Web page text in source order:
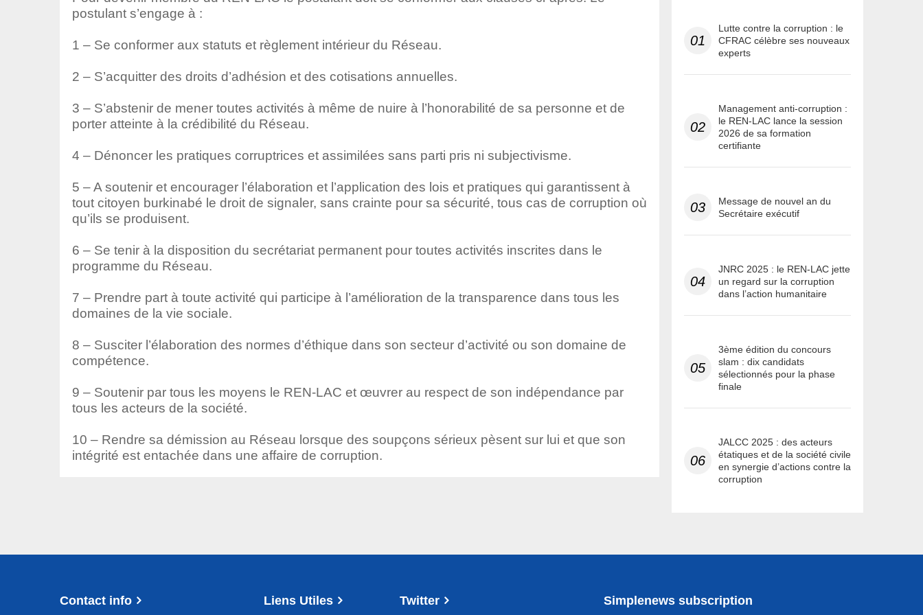
postulant s’engage à :
1 – Se conformer aux statuts et règlement intérieur du Réseau.
2 – S’acquitter des droits d’adhésion et des cotisations annuelles.
3 – S’abstenir de mener toutes activités à même de nuire à l’honorabilité de sa personne et de
porter atteinte à la crédibilité du Réseau.
4 – Dénoncer les pratiques corruptrices et assimilées sans parti pris ni subjectivisme.
5 – A soutenir et encourager l’élaboration et l’application des lois et pratiques qui garantissent à
tout citoyen burkinabé le droit de signaler, sans crainte pour sa sécurité, tous cas de corruption où
qu’ils se produisent.
6 – Se tenir à la disposition du secrétariat permanent pour toutes activités inscrites dans le
programme du Réseau.
7 – Prendre part à toute activité qui participe à l’amélioration de la transparence dans tous les
domaines de la vie sociale.
8 – Susciter l’élaboration des normes d’éthique dans son secteur d’activité ou son domaine de
compétence.
9 – Soutenir par tous les moyens le REN-LAC et œuvrer au respect de son indépendance par
tous les acteurs de la société.
10 – Rendre sa démission au Réseau lorsque des soupçons sérieux pèsent sur lui et que son
intégrité est entachée dans une affaire de corruption.
01
Lutte contre la corruption : le
CFRAC célèbre ses nouveaux
experts
02
Management anti-corruption :
le REN-LAC lance la session
2026 de sa formation
certifiante
03
Message de nouvel an du
Secrétaire exécutif
04
JNRC 2025 : le REN-LAC jette
un regard sur la corruption
dans l’action humanitaire
05
3ème édition du concours
slam : dix candidats
sélectionnés pour la phase
finale
06
JALCC 2025 : des acteurs
étatiques et de la société civile
en synergie d’actions contre la
corruption
Contact info Liens Utiles Twitter Simplenews subscription